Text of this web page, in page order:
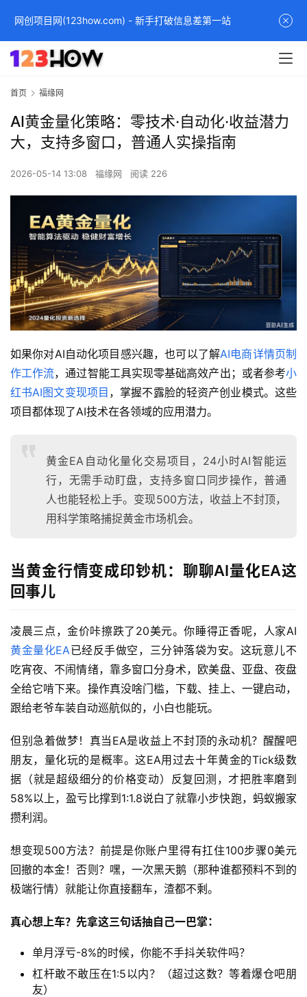
首
首页 福缘网
AI黄金量化策略：零技术·自动化·收益潜力
大，支持多窗口，普通人实操指南
2026-05-14 13:08 福缘网 阅读 226
如果你对AI自动化项目感兴趣，也可以了解AI电商详情页制
作工作流，通过智能工具实现零基础高效产出；或者参考小
红书AI图文变现项目 ，掌握不露脸的轻资产创业模式。这些
项目都体现了AI技术在各领域的应用潜力。
黄金EA自动化量化交易项目，24小时AI智能运
行，无需手动盯盘，支持多窗口同步操作，普通
人也能轻松上手。变现500方法，收益上不封顶，
用科学策略捕捉黄金市场机会。
当黄金行情变成印钞机：聊聊AI量化EA这
回事儿
凌晨三点，金价咔擦跌了20美元。你睡得正香呢，人家AI
黄金量化EA已经反手做空，三分钟落袋为安。这玩意儿不
吃宵夜、不闹情绪，靠多窗口分身术，欧美盘、亚盘、夜盘
全给它啃下来。操作真没啥门槛，下载、挂上、一键启动，
跟给老爷车装自动巡航似的，小白也能玩。
但别急着做梦！真当EA是收益上不封顶的永动机？醒醒吧
朋友，量化玩的是概率。这EA用过去十年黄金的Tick级数
据（就是超级细分的价格变动）反复回测，才把胜率磨到
58%以上，盈亏比撑到1:1.8说白了就靠小步快跑，蚂蚁搬家
攒利润。
想变现500方法？前提是你账户里得有扛住100步骤0美元
回撤的本金！否则？嘿，一次黑天鹅（那种谁都预料不到的
极端行情）就能让你直接翻车，渣都不剩。
真心想上车？先拿这三句话抽自己一巴掌：
单月浮亏-8%的时候，你能不手抖关软件吗？
杠杆敢不敢压在1:5以内？（超过这数？等着爆仓吧朋
友）
网创项目网(123how.com) - 新手打破信息差第一站